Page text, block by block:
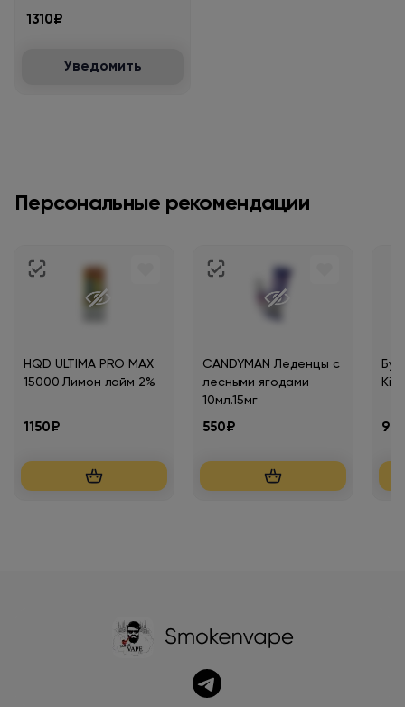
1310₽
Уведомить
Персональные рекомендации
HQD ULTIMA PRO MAX
15000 Лимон лайм 2%
1150₽
CANDYMAN Леденцы с
лесными ягодами
10мл.15мг
550₽